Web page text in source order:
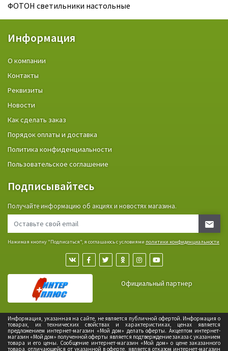
ФОТОН светильники настольные
Информация
О компании
Контакты
Реквизиты
Новости
Как сделать заказ
Порядок оплаты и доставка
Политика конфиденциальности
Пользовательское соглашение
Подписывайтесь
Получайте информацию об акциях и новостях магазина.
Нажимая кнопку "Подписаться", я соглашаюсь с условиями политики конфиденциальности
Официальный партнер
Информация, указанная на сайте, не является публичной офертой. Информация о
товарах, их технических свойствах и характеристиках, ценах является
предложением интернет-магазин «Мой дом» делать оферты. Акцептом интернет-
магазин «Мой дом» полученной оферты является подтверждение заказа с указанием
товара и его цены. Сообщение интернет-магазин «Мой дом» о цене заказанного
товара, отличающейся от указанной в оферте, является отказом интернет-магазин